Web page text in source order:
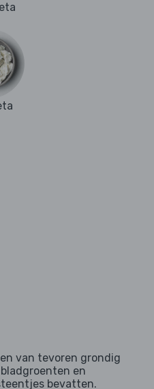
van tevoren grondig
en
bevatten.